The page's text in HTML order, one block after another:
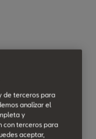
10
de terceros para
analizar el
y
con terceros para
aceptar,